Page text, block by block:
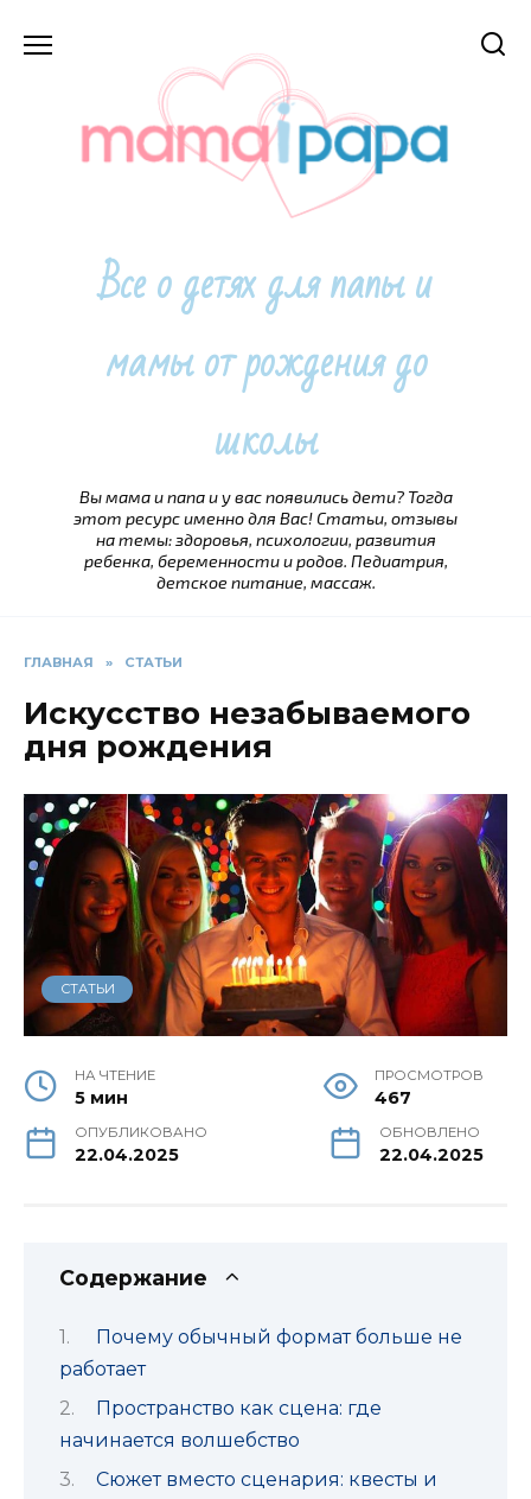
Все о детях для папы и
мамы от рождения до
школы
Вы мама и папа и у вас появились дети? Тогда
этот ресурс именно для Вас! Статьи, отзывы
на темы: здоровья, психологии, развития
ребенка, беременности и родов. Педиатрия,
детское питание, массаж.
ГЛАВНАЯ » СТАТЬИ
Искусство незабываемого
дня рождения
СТАТЬИ
НА ЧТЕНИЕ
5 мин
ПРОСМОТРОВ
467
ОПУБЛИКОВАНО
22.04.2025
ОБНОВЛЕНО
22.04.2025
Содержание
Почему обычный формат больше не
работает
Пространство как сцена: где
начинается волшебство
Сюжет вместо сценария: квесты и